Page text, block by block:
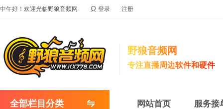
中午好！欢迎光临野狼音频网  登录 注册
野狼音频网
专注直播周边软件和硬件
全部栏目分类 网站首页 服务接